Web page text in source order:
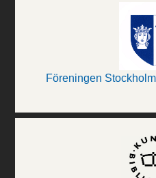
Föreningen